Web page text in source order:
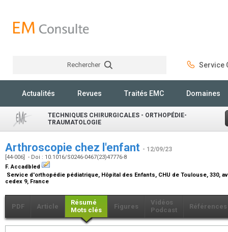
Rechercher Service
Actualités Revues Traités EMC Domaines
TECHNIQUES CHIRURGICALES - ORTHOPÉDIE-
TRAUMATOLOGIE
Arthroscopie chez l'enfant - 12/09/23
[44-006] - Doi : 10.1016/S0246-0467(23)47776-8
F. Accadbled
Service d'orthopédie pédiatrique, Hôpital des Enfants, CHU de Toulouse, 330,
cedex 9, France
PDF Article
Résumé
Mots clés
Figures
Vidéos
Podcast
Références